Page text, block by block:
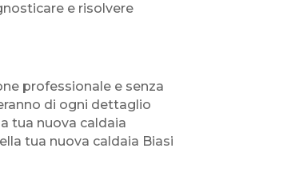
e risolvere
professionale e senza
di ogni dettaglio
tua nuova caldaia
tua nuova caldaia Biasi